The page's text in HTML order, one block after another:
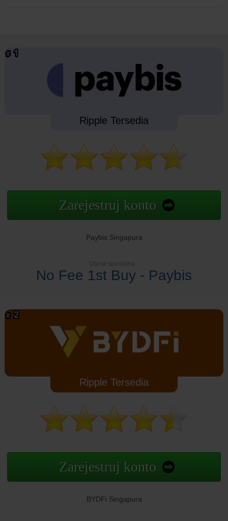
Ripple Tersedia
Zarejestruj konto
Paybis Singapura
No Fee 1st Buy - Paybis
Ripple Tersedia
Zarejestruj konto
BYDFi Singapura